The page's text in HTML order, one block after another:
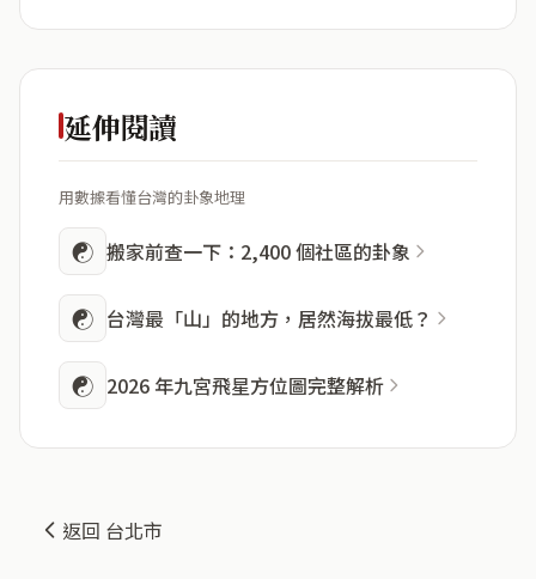
延伸閱讀
用數據看懂台灣的卦象地理
☯ 搬家前查一下：2,400 個社區的卦象
☯ 台灣最「山」的地方，居然海拔最低？
☯ 2026 年九宮飛星方位圖完整解析
返回 台北市